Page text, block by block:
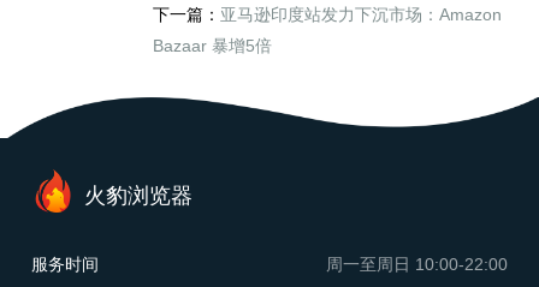
下一篇： 亚马逊印度站发力下沉市场：Amazon
Bazaar 暴增5倍
服务时间 周一至周日 10:00-22:00
火豹浏览器